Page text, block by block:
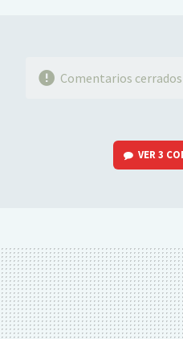
Comentarios cerrados
VER3